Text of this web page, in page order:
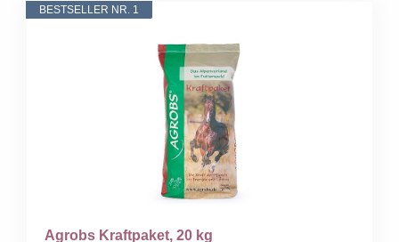
BESTSELLER NR. 1
Agrobs Kraftpaket, 20 kg